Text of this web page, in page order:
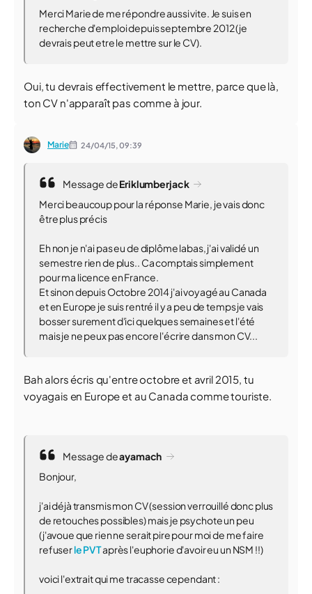
Merci Marie de me répondre aussi vite. Je suis en
recherche d'emploi depuis septembre 2012 (je
devrais peut etre le mettre sur le CV).
Oui, tu devrais effectivement le mettre, parce que là,
ton CV n'apparaît pas comme à jour.
Marie 24/04/15,09:39
Message deEriklumberjack
Merci beaucoup pour la réponse Marie, je vais donc
être plus précis
Eh non je n'ai pas eu de diplôme labas, j'ai validé un
semestre rien de plus.. Ca comptais simplement
pour ma licence en France.
Et sinon depuis Octobre 2014 j'ai voyagé au Canada
et en Europe je suis rentré il y a peu de temps je vais
bosser surement d'ici quelques semaines et l'été
mais je ne peux pas encore l'écrire dans mon CV...
Bah alors écris qu'entre octobre et avril 2015, tu
voyagais en Europe et au Canada comme touriste.
Message deayamach
Bonjour,
j'ai déjà transmis mon CV (session verrouillé donc plus
de retouches possibles) mais je psychote un peu
(j'avoue que rien ne serait pire pour moi de me faire
refuserle PVTaprès l'euphorie d'avoir eu un NSM !!)
voici l'extrait qui me tracasse cependant :